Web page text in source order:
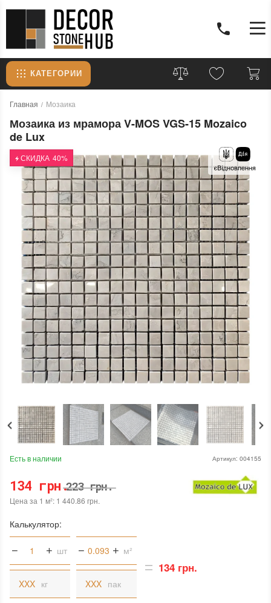
КАТЕГОРИИ
Главная Мозаика
Мозаика из мрамора V-MOS VGS-15 Mozaico
de Lux
СКИДКА 40%
Артикул: 004155
Есть в наличии
134 грн.223 грн.
Цена за 1 м²: 1 440.86 грн.
Калькулятор:
шт м²
кг пак
134 грн.